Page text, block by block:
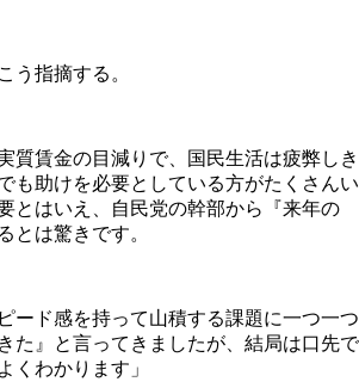
う指摘する。
質賃金の目減りで、国民生活は疲弊しき
も助けを必要としている方がたくさんい
とはいえ、自民党の幹部から『来年の
とは驚きです。
ード感を持って山積する課題に一つ一つ
た』と言ってきましたが、結局は口先で
くわかります」